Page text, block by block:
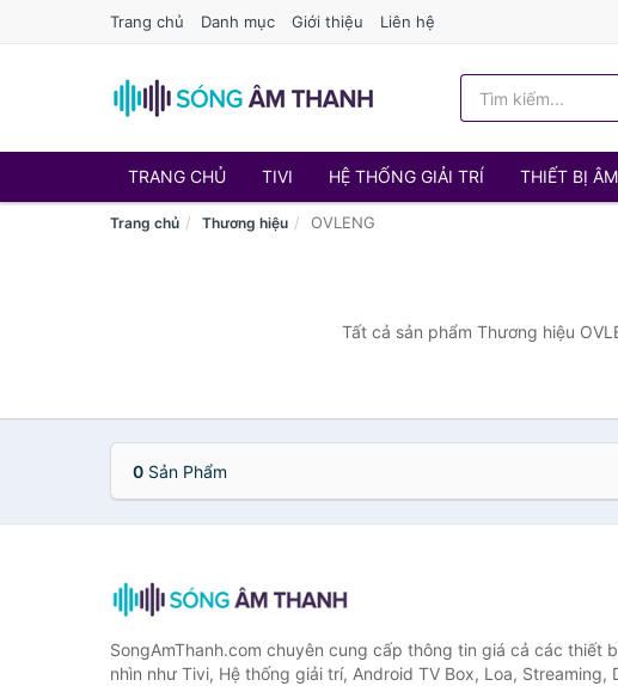
Trang chủ Danh mục Giới thiệu Liên hệ
TRANG CHỦ TIVI HỆ THỐNG GIẢI TRÍ THIẾT BỊ
Trang chủ Thương hiệu OVLENG
Tất cả sản phẩm Thương hiệu
0 Sản Phẩm
SongAmThanh.com chuyên cung cấp thông tin giá cả các thiết
nhìn như Tivi, Hệ thống giải trí, Android TV Box, Loa, Streaming,